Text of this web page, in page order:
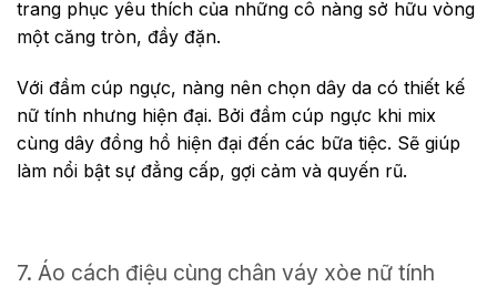
trang phục yêu thích của những cô nàng sở hữu vòng
một căng tròn, đầy đặn.
Với đầm cúp ngực, nàng nên chọn dây da có thiết kế
nữ tính nhưng hiện đại. Bởi đầm cúp ngực khi mix
cùng dây đồng hồ hiện đại đến các bữa tiệc. Sẽ giúp
làm nổi bật sự đẳng cấp, gợi cảm và quyến rũ.
7. Áo cách điệu cùng chân váy xòe nữ tính